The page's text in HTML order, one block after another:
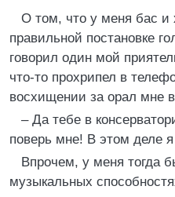
О том, что у меня бас и
правильной постановке
говорил один мой
что-то прохрипел в
восхищении за орал мне в
– Да тебе в
поверь мне! В этом деле
Впрочем, у меня тогда
музыкальных